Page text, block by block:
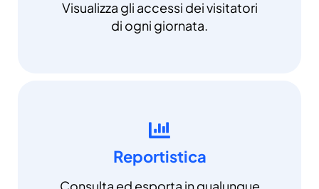
Visualizza gli accessi dei visitatori
di ogni giornata.
Reportistica
Consulta ed esporta in qualunque